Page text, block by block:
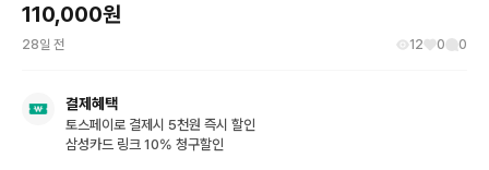
110,000원
28일 전 12 0 0
결제혜택
토스페이로 결제시 5천원 즉시 할인
삼성카드 링크 10% 청구할인